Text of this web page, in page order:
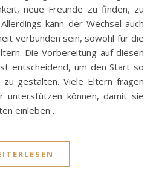
neue Freunde zu finden, zu
kann der Wechsel auch
verbunden sein, sowohl für die
Die Vorbereitung auf diesen
entscheidend, um den Start so
gestalten. Viele Eltern fragen
unterstützen können, damit sie
einleben…